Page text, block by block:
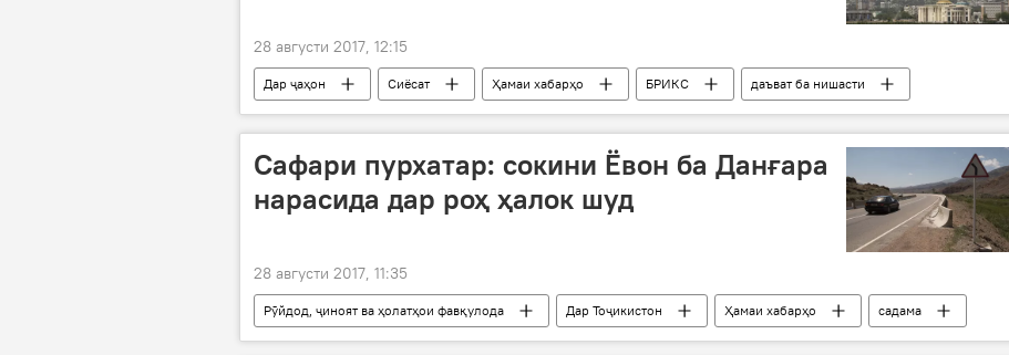
28 августи 2017, 12:15
Дар ҷаҳон Сиёсат Ҳамаи хабарҳо БРИКС
даъват ба нишасти
Эмомалӣ Раҳмон
Дар Тоҷикистон
Сафари пурхатар: сокини Ёвон ба Данғара
нарасида дар роҳ ҳалок шуд
28 августи 2017, 11:35
Рӯйдод, ҷиноят ва ҳолатҳои фавқулода Дар Тоҷикистон Ҳамаи хабарҳо
садама
даргузашт